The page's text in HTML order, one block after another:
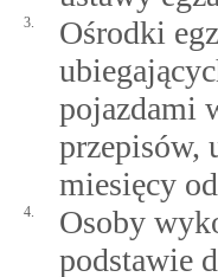
3.
Ośrodki
pojazdami
przepisów,
miesięcy
4.
Osoby
podstawie